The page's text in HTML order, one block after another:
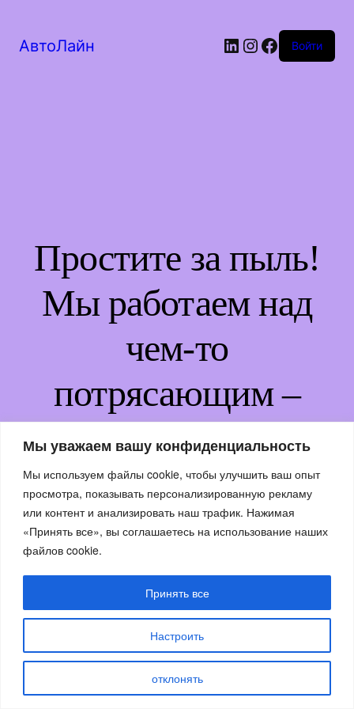
Мы уважаем вашу конфиденциальность
Мы используем файлы cookie, чтобы улучшить ваш опыт
просмотра, показывать персонализированную рекламу
или контент и анализировать наш трафик. Нажимая
«Принять все», вы соглашаетесь на использование наших
файлов cookie.
Настроить
отклонять
Принять все
АвтоЛайн LinkedIn
Instagram
Facebook
Войти
Простите за пыль!
Мы работаем над
чем-то
потрясающим –
возвращайтесь
немного позже!